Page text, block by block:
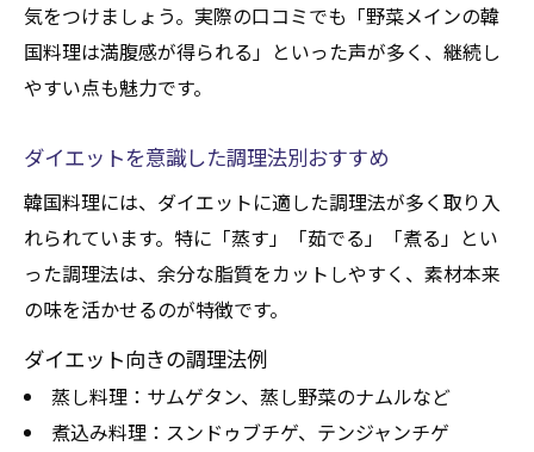
気をつけましょう。実際の口コミでも「野菜メインの韓
国料理は満腹感が得られる」といった声が多く、継続し
やすい点も魅力です。
ダイエットを意識した調理法別おすすめ
韓国料理には、ダイエットに適した調理法が多く取り入
れられています。特に「蒸す」「茹でる」「煮る」とい
った調理法は、余分な脂質をカットしやすく、素材本来
の味を活かせるのが特徴です。
ダイエット向きの調理法例
蒸し料理：サムゲタン、蒸し野菜のナムルなど
煮込み料理：スンドゥブチゲ、テンジャンチゲ